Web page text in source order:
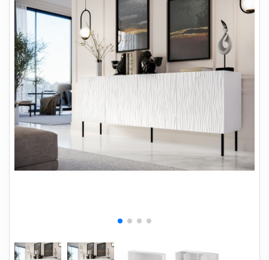
+
KONTORMØBLER
OPBEVARING
TÆPPER
+
LAMPER
HAVEMØBLER
ENTREMØBLER
SPAR PENGE PÅ UDVALGTE VARER